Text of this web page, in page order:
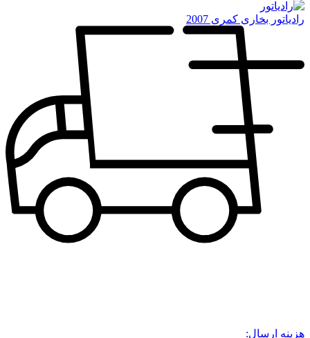
رادیاتور بخاری کمری 2007
هزینه ارسال: